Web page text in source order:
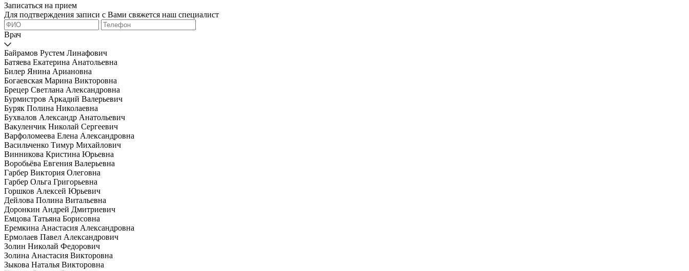
Записаться на прием
Для подтверждения записи с Вами свяжется наш специалист
Врач
Байрамов Рустем Линафович
Батяева Екатерина Анатольевна
Билер Янина Ариановна
Богаевская Марина Викторовна
Брецер Светлана Александровна
Бурмистров Аркадий Валерьевич
Буряк Полина Николаевна
Бухвалов Александр Анатольевич
Вакуленчик Николай Сергеевич
Варфоломеева Елена Александровна
Васильченко Тимур Михайлович
Винникова Кристина Юрьевна
Воробьёва Евгения Валерьевна
Гарбер Виктория Олеговна
Гарбер Ольга Григорьевна
Горшков Алексей Юрьевич
Дейлова Полина Витальевна
Доронкин Андрей Дмитриевич
Емцова Татьяна Борисовна
Еремкина Анастасия Александровна
Ермолаев Павел Александрович
Золин Николай Федорович
Золина Анастасия Викторовна
Зыкова Наталья Викторовна